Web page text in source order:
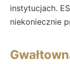
instytucjach.
niekoniecznie